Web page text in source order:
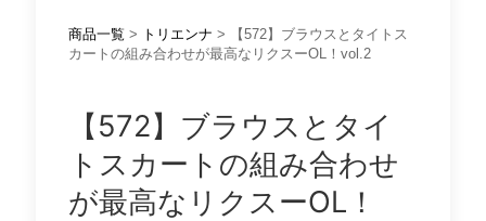
商品一覧 > トリエンナ > 【572】ブラウスとタイトス
カートの組み合わせが最高なリクスーOL！vol.2
【572】ブラウスとタイ
トスカートの組み合わせ
が最高なリクスーOL！